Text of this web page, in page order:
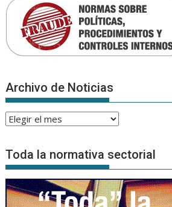
Archivo de Noticias
Archivo
Noticias
Toda la normativa sectorial